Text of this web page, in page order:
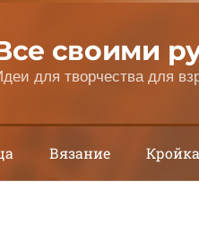
своими
для творчества для
Вязание